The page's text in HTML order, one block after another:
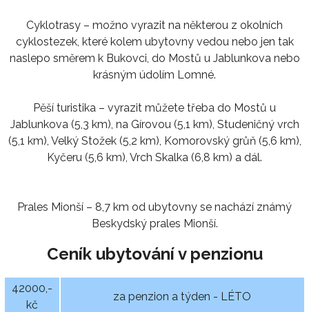
Cyklotrasy – možno vyrazit na některou z okolních
cyklostezek, které kolem ubytovny vedou nebo jen tak
naslepo směrem k Bukovci, do Mostů u Jablunkova nebo
krásným údolím Lomné.
Pěší turistika – vyrazit můžete třeba do Mostů u
Jablunkova (5,3 km), na Gírovou (5,1 km), Studeničný vrch
(5,1 km), Velký Stožek (5,2 km), Komorovský grůň (5,6 km),
Kyčeru (5,6 km), Vrch Skalka (6,8 km) a dál.
Prales Mionší – 8,7 km od ubytovny se nachází známý
Beskydský prales Mionší.
Ceník ubytování v penzionu
42000,-
kč
za penzion a týden - LÉTO